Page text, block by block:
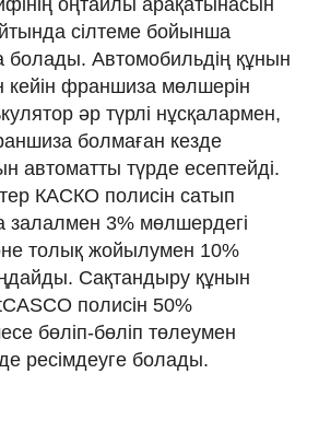
сілтеме бойынша
болады. Автомобильдің құнын
кейін франшиза мөлшерін
әр түрлі нұсқалармен,
болмаған кезде
автоматты түрде есептейді.
КАСКО полисін сатып
залалмен 3% мөлшердегі
толық жойылумен 10%
Сақтандыру құнын
полисін 50%
бөліп-бөліп төлеумен
ресімдеуге болады.